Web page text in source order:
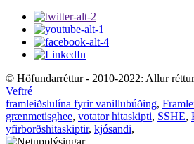
© Höfundarréttur - 2010-2022: Allur
Veftré
framleiðslulína fyrir vanillubúðing,
grænmetisghee, votator hitaskipti, SSHE,
yfirborðshitaskiptir, kjósandi,